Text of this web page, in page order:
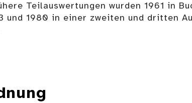
Teilauswertungen wurden 1961 in
und 1980 in einer zweiten und dritten